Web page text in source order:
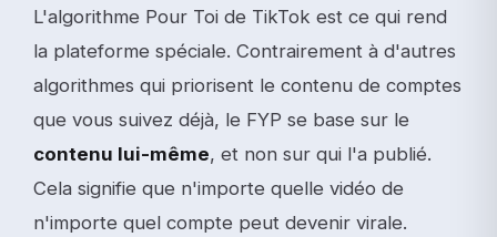
L'algorithme Pour Toi de TikTok est ce qui rend
la plateforme spéciale. Contrairement à d'autres
algorithmes qui priorisent le contenu de comptes
que vous suivez déjà, le FYP se base sur le
contenu lui-même, et non sur qui l'a publié.
Cela signifie que n'importe quelle vidéo de
n'importe quel compte peut devenir virale.